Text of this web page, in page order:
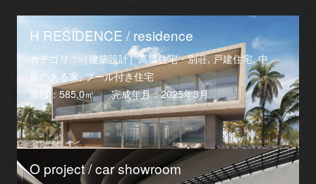
H RESIDENCE / residence
カテゴリ：［建築設計］高級住宅・別荘, 戸建住宅, 中
庭のある家, プール付き住宅
面積：585.0㎡
完成年月：2025年3月
O project / car showroom